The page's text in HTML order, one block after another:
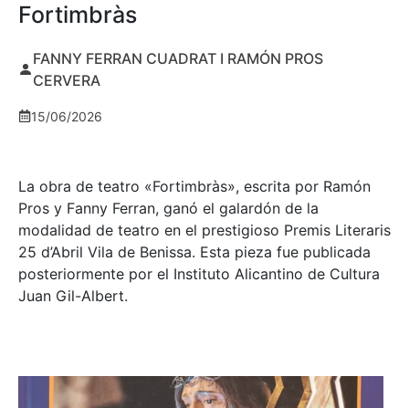
Fortimbràs
FANNY FERRAN CUADRAT I RAMÓN PROS
CERVERA
15/06/2026
La obra de teatro «Fortimbràs», escrita por Ramón
Pros y Fanny Ferran, ganó el galardón de la
modalidad de teatro en el prestigioso Premis Literaris
25 d’Abril Vila de Benissa. Esta pieza fue publicada
posteriormente por el Instituto Alicantino de Cultura
Juan Gil-Albert.